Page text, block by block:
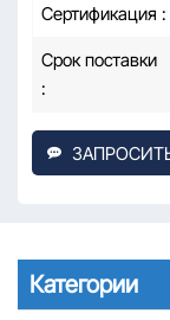
Сертификация :
Срок поставки
:
Категории